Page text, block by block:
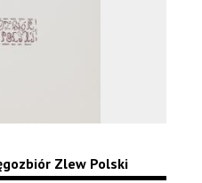
Zlew Polski